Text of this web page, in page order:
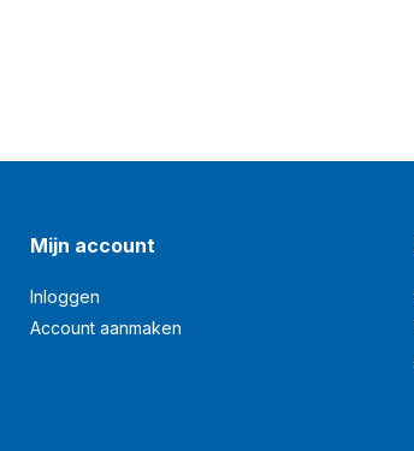
Mijn account
Inloggen
Account aanmaken